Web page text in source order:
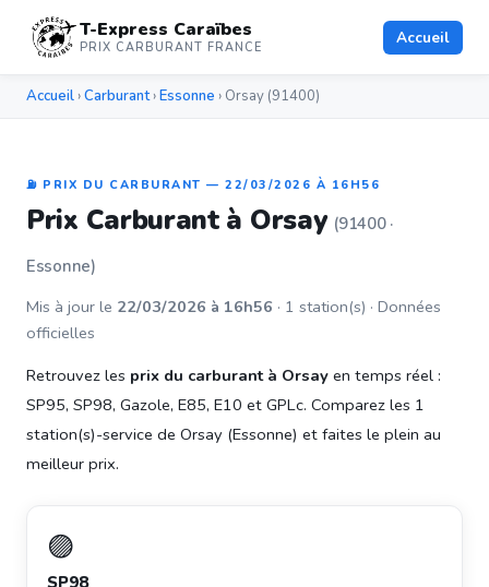
T-Express Caraïbes
PRIX CARBURANT FRANCE Accueil
Accueil ›Carburant›Essonne › Orsay (91400)
⛽ PRIX DU CARBURANT — 22/03/2026 À 16H56
Prix Carburant à Orsay (91400 ·
Essonne)
Mis à jour le 22/03/2026 à 16h56 · 1 station(s) · Données
officielles
Retrouvez les prix du carburant à Orsay en temps réel :
SP95, SP98, Gazole, E85, E10 et GPLc. Comparez les 1
station(s)-service de Orsay (Essonne) et faites le plein au
meilleur prix.
🟣
SP98